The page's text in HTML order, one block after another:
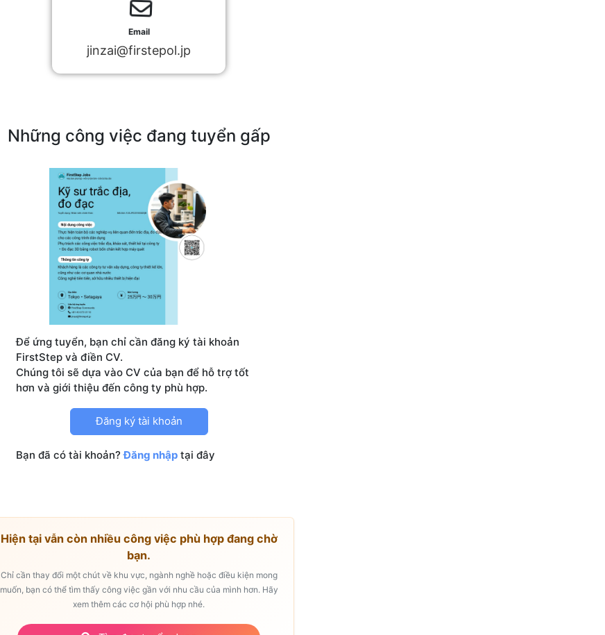
Email
jinzai@firstepol.jp
Những công việc đang tuyển gấp
Để ứng tuyển, bạn chỉ cần đăng ký tài khoản
FirstStep và điền CV.
Chúng tôi sẽ dựa vào CV của bạn để hỗ trợ tốt
Đăng ký tài khoản
Bạn đã có tài khoản?Đăng nhập tại đây
Hiện tại vẫn còn nhiều công việc phù hợp đang chờ
bạn.
Chỉ cần thay đổi một chút về khu vực, ngành nghề hoặc điều kiện mong
muốn, bạn có thể tìm thấy công việc gần với nhu cầu của mình hơn. Hãy
xem thêm các cơ hội phù hợp nhé.